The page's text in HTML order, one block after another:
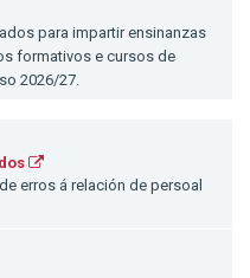
para impartir ensinanzas
formativos e cursos de
2026/27.
erros á relación de persoal